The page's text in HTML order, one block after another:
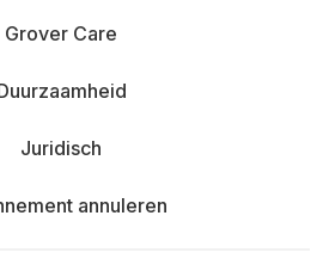
Grover Care
Juridisch
annuleren